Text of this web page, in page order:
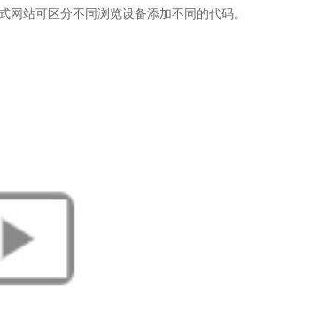
网站可区分不同浏览设备添加不同的代码。